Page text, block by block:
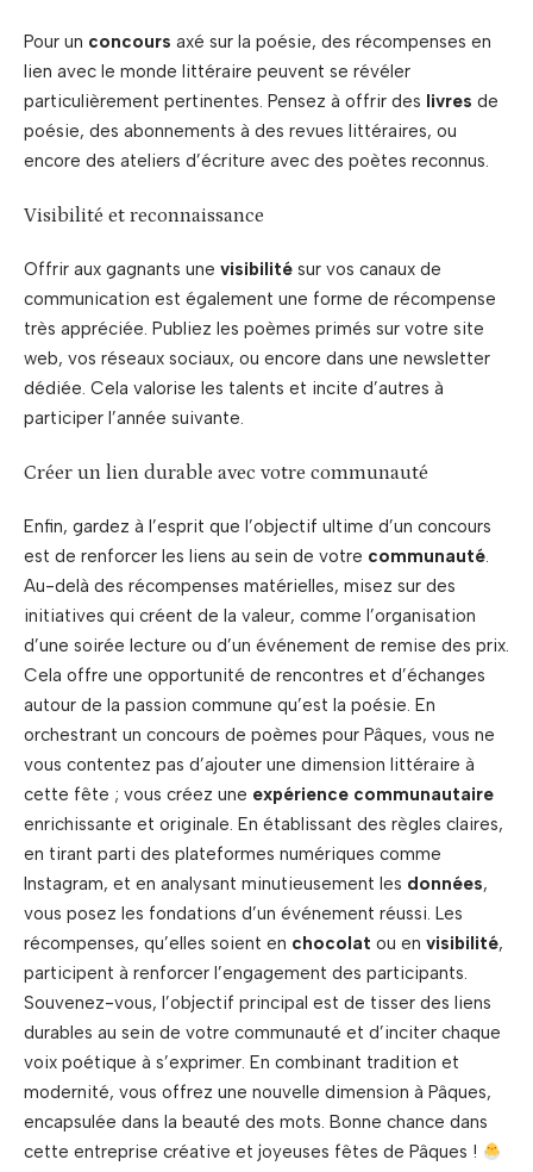
Pour un concours axé sur la poésie, des récompenses en
lien avec le monde littéraire peuvent se révéler
particulièrement pertinentes. Pensez à offrir des livres de
poésie, des abonnements à des revues littéraires, ou
encore des ateliers d’écriture avec des poètes reconnus.
Visibilité et reconnaissance
Offrir aux gagnants une visibilité sur vos canaux de
communication est également une forme de récompense
très appréciée. Publiez les poèmes primés sur votre site
web, vos réseaux sociaux, ou encore dans une newsletter
dédiée. Cela valorise les talents et incite d’autres à
participer l’année suivante.
Créer un lien durable avec votre communauté
Enfin, gardez à l’esprit que l’objectif ultime d’un concours
est de renforcer les liens au sein de votre communauté.
Au-delà des récompenses matérielles, misez sur des
initiatives qui créent de la valeur, comme l’organisation
d’une soirée lecture ou d’un événement de remise des prix.
Cela offre une opportunité de rencontres et d’échanges
autour de la passion commune qu’est la poésie. En
orchestrant un concours de poèmes pour Pâques, vous ne
vous contentez pas d’ajouter une dimension littéraire à
cette fête ; vous créez une expérience communautaire
enrichissante et originale. En établissant des règles claires,
en tirant parti des plateformes numériques comme
Instagram, et en analysant minutieusement les données,
vous posez les fondations d’un événement réussi. Les
récompenses, qu’elles soient en chocolat ou en visibilité,
participent à renforcer l’engagement des participants.
Souvenez-vous, l’objectif principal est de tisser des liens
durables au sein de votre communauté et d’inciter chaque
voix poétique à s’exprimer. En combinant tradition et
modernité, vous offrez une nouvelle dimension à Pâques,
encapsulée dans la beauté des mots. Bonne chance dans
cette entreprise créative et joyeuses fêtes de Pâques !